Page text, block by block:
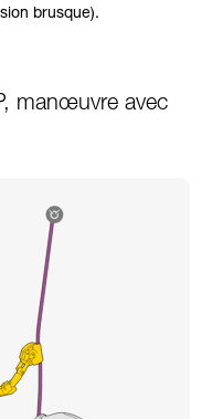
brusque).
manœuvre avec